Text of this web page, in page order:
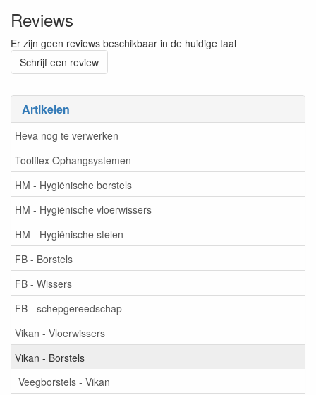
Artikelen
Heva nog te verwerken
Toolflex Ophangsystemen
HM - Hygiënische borstels
HM - Hygiënische vloerwissers
HM - Hygiënische stelen
FB - Borstels
FB - Wissers
FB - schepgereedschap
Vikan - Vloerwissers
Vikan - Borstels
Veegborstels - Vikan
Reviews
Er zijn geen reviews beschikbaar in de huidige taal
Schrijf een review